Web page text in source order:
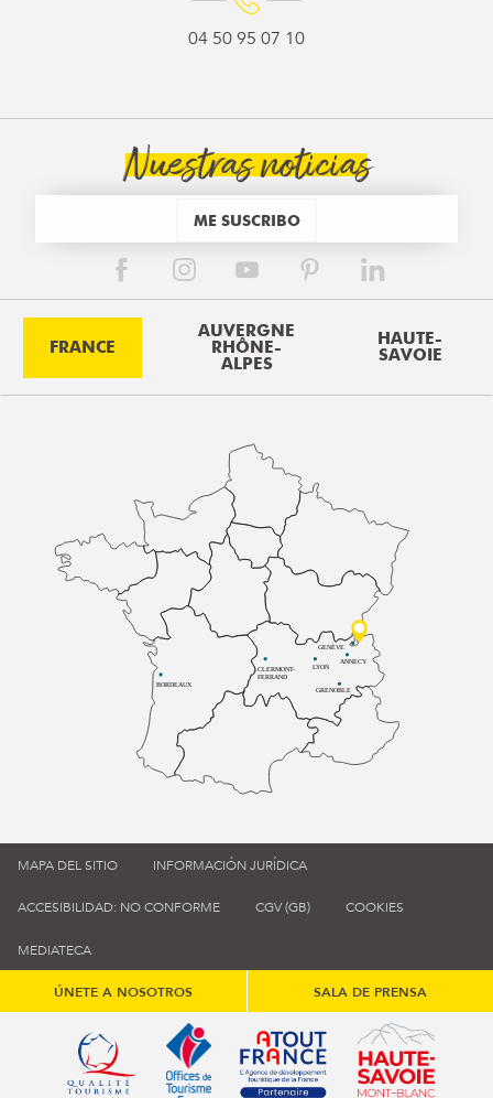
04 50 95 07 10
Nuestras noticias
ME SUSCRIBO
FRANCE
AUVERGNE
RHÔNE-
ALPES
HAUTE-
SAVOIE
BORDEAUX
CLERMONT-
FERRAND
LYON
ANNECY
GRENOBLE
GENÈVE
MAPA DEL SITIO INFORMACIÓN JURÍDICA
ACCESIBILIDAD: NO CONFORME CGV (GB) COOKIES
MEDIATECA
ÚNETE A NOSOTROS SALA DE PRENSA
Qualité tourisme (s'ouvre dans une nouvelle fenêtre)
Office de tourisme de France (s'ouvre
Atout France (s'ouvre dans